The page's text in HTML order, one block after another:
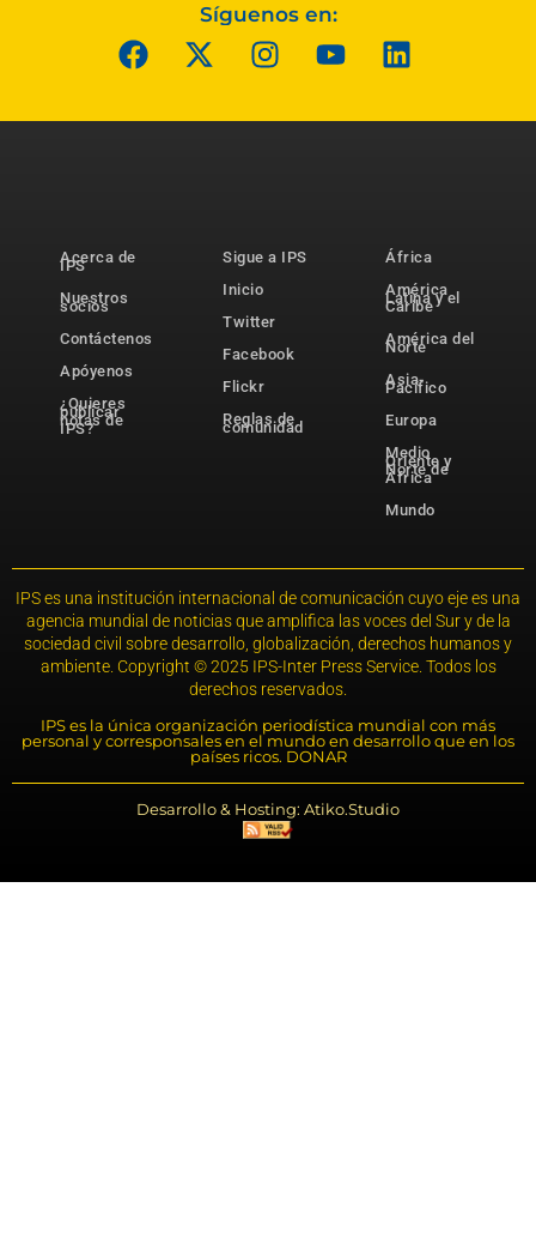
Síguenos en:
Acerca de
IPS
Nuestros
socios
Contáctenos
Apóyenos
¿Quieres
publicar
notas de
IPS?
Sigue a IPS
Inicio
Twitter
Facebook
Flickr
Reglas de
comunidad
África
América
Latina y el
Caribe
América del
Norte
Asia-
Pacífico
Europa
Medio
Oriente y
Norte de
África
Mundo
IPS es una institución internacional de comunicación cuyo eje es una
agencia mundial de noticias que amplifica las voces del Sur y de la
sociedad civil sobre desarrollo, globalización, derechos humanos y
ambiente. Copyright © 2025 IPS-Inter Press Service. Todos los
derechos reservados.
IPS es la única organización periodística mundial con más
personal y corresponsales en el mundo en desarrollo que en los
países ricos. DONAR
Desarrollo & Hosting: Atiko.Studio